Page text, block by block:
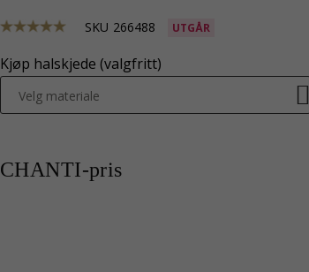
SKU 266488 UTGÅR
Kjøp halskjede (valgfritt)
Velg materiale
CHANTI-pris